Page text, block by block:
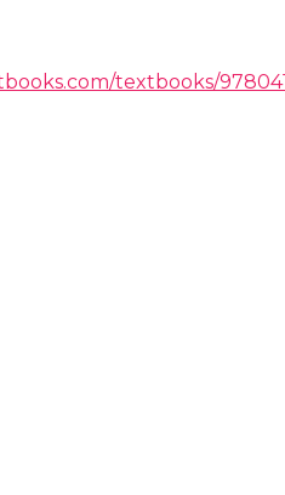
textbooks/